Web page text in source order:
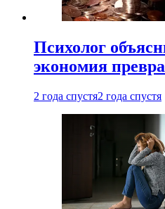
Психолог
экономия
2 года спустя2 года спустя